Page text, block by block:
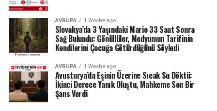
AVRUPA 1 Woche ago
Slovakya’da 3 Yaşındaki Mario 33 Saat Sonra
Sağ Bulundu: Gönüllüler, Medyumun Tarifinin
Kendilerini Çocuğa Götürdüğünü Söyledi
AVRUPA 1 Woche ago
Avusturya’da Eşinin Üzerine Sıcak Su Döktü:
İkinci Derece Yanık Oluştu, Mahkeme Son Bir
Şans Verdi